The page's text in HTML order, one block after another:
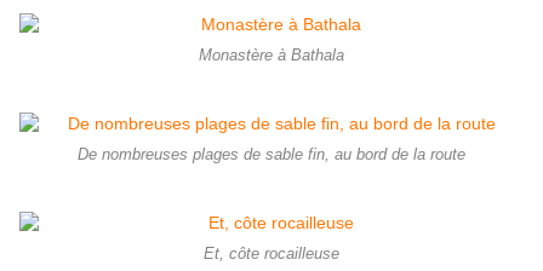
Monastère à Bathala
De nombreuses plages de sable fin, au bord de la route
Et, côte rocailleuse